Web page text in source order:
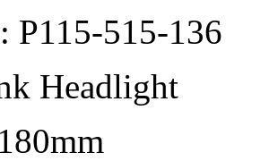
P115-515-136
Headlight
180mm